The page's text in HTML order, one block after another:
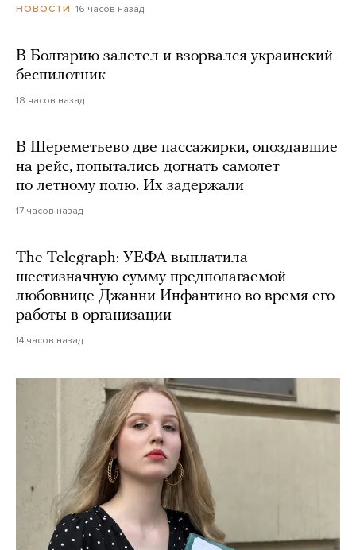
НОВОСТИ 16 часов назад
В Болгарию залетел и взорвался украинский
беспилотник
18 часов назад
В Шереметьево две пассажирки, опоздавшие
на рейс, попытались догнать самолет
по летному полю. Их задержали
17 часов назад
The Telegraph: УЕФА выплатила
шестизначную сумму предполагаемой
любовнице Джанни Инфантино во время его
работы в организации
14 часов назад